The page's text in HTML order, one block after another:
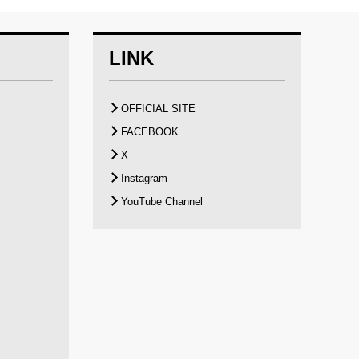
LINK
OFFICIAL SITE
FACEBOOK
X
Instagram
YouTube Channel